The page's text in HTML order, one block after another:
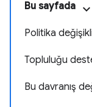
Bu sayfada
Politika
Topluluğu
Bu davranış